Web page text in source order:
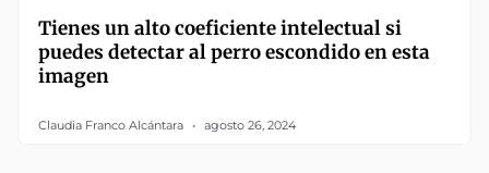
Tienes un alto coeficiente intelectual si
puedes detectar al perro escondido en esta
imagen
Claudia Franco Alcántara agosto 26, 2024